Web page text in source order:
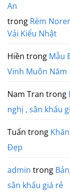
An
trong Rèm
Vải Kiểu Nhật
Hiền trong Mẫu
Vinh Muôn Năm
Nam Tran trong
nghị , sân khấu
Tuấn trong
Đẹp
admin trong
sân khấu giá rẻ